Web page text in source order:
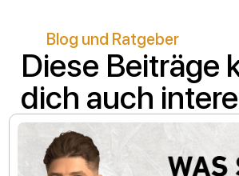
Blog und Ratgeber
Diese Beiträge
dich auch